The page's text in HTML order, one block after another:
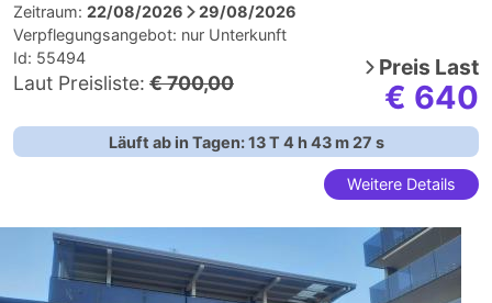
Zeitraum: 22/08/2026
29/08/2026
Verpflegungsangebot: nur Unterkunft
Id: 55494
Laut Preisliste: € 700,00
Preis Last
€ 640
Läuft ab in Tagen:13T 4 h 43m26 s
Weitere Details